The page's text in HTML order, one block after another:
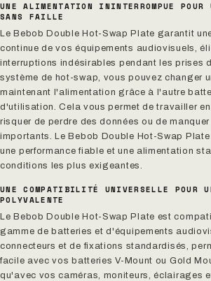
UNE ALIMENTATION ININTERROMPUE POUR
SANS FAILLE
Le Bebob Double Hot-Swap Plate garantit
continue de vos équipements audiovisuels,
interruptions indésirables pendant les prises
système de hot-swap, vous pouvez changer
maintenant l'alimentation grâce à l'autre
d'utilisation. Cela vous permet de travailler
risquer de perdre des données ou de
importants. Le Bebob Double Hot-Swap
une performance fiable et une alimentation
conditions les plus exigeantes.
UNE COMPATIBILITÉ UNIVERSELLE POUR
POLYVALENTE
Le Bebob Double Hot-Swap Plate est
gamme de batteries et d'équipements
connecteurs et de fixations standardisés,
facile avec vos batteries V-Mount ou Gold
qu'avec vos caméras, moniteurs, éclairages